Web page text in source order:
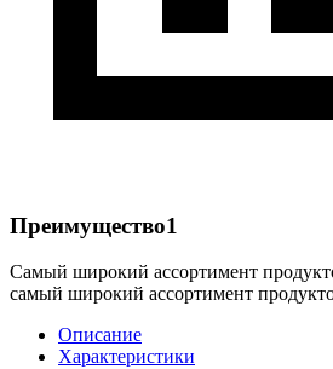
Преимущество1
Самый широкий ассортимент
самый широкий ассортимент
Описание
Характеристики